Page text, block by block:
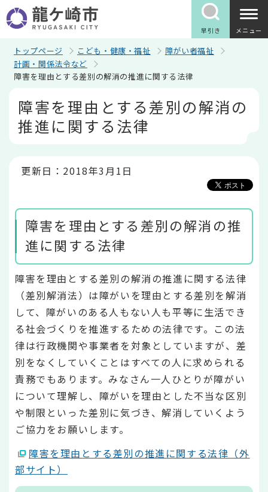
の
ペ
早引き メニュー
トップページ こども・健康・福祉
障がい者福祉
計画・関係法令など
障害を理由とする差別の解消の推進に関する法律
障害を理由とする差別の解消の
推進に関する法律
更新日：2018年3月1日
障害を理由とする差別の解消の推
進に関する法律
障害を理由とする差別の解消の推進に関する法律
（差別解消法）は障がいを理由とする差別を解消
して、障がいのある人もない人も平等に生活でき
る社会づくりを推進するための法律です。この法
律は行政機関や事業者を対象としていますが、差
別をなくしていくことはすべての人に求められる
責務でもあります。みなさん一人ひとりが障がい
について理解し、障がいを理由とした不当な区別
や制限といった差別に気づき、解消していくよう
ご協力をお願いします。
障害を理由とする差別の推進に関する法律（外
部サイト）